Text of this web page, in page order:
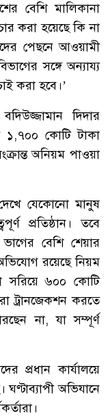
বেশি মালিকানা
করা হয়েছে কি না
পেছনে আওয়ামী
সঙ্গে অন্যায্য
করা হবে।’
দিদার
১,৭০০ কোটি টাকা
অনিয়ম পাওয়া
যেকোনো মানুষ
প্রতিষ্ঠান। তবে
বেশি শেয়ার
রয়েছে নিয়ম
সরিয়ে ৬০০ কোটি
ট্রানজেকশন করতে
না, যা সম্পূর্ণ
প্রধান কার্যালয়ে
অভিযানে